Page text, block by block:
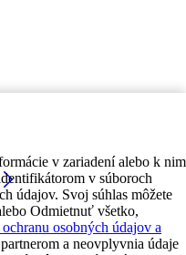
v zariadení alebo k nim
v súboroch
údajov. Svoj súhlas môžete
Odmietnuť všetko,
osobných údajov a
a neovplyvnia údaje